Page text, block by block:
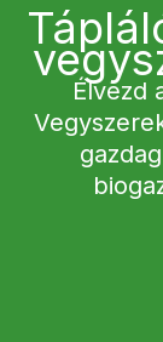
Élvezd